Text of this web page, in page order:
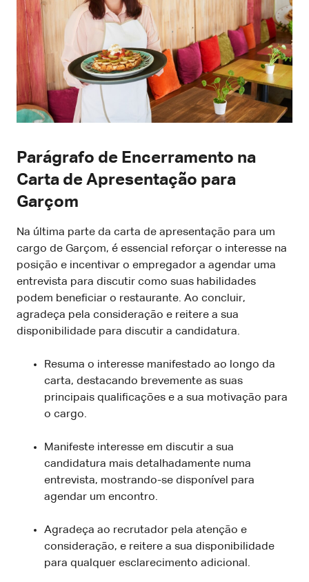
Parágrafo de Encerramento na
Carta de Apresentação para
Garçom
Na última parte da carta de apresentação para um
cargo de Garçom, é essencial reforçar o interesse na
posição e incentivar o empregador a agendar uma
entrevista para discutir como suas habilidades
podem beneficiar o restaurante. Ao concluir,
agradeça pela consideração e reitere a sua
disponibilidade para discutir a candidatura.
Resuma o interesse manifestado ao longo da
carta, destacando brevemente as suas
principais qualificações e a sua motivação para
o cargo.
Manifeste interesse em discutir a sua
candidatura mais detalhadamente numa
entrevista, mostrando-se disponível para
agendar um encontro.
Agradeça ao recrutador pela atenção e
consideração, e reitere a sua disponibilidade
para qualquer esclarecimento adicional.